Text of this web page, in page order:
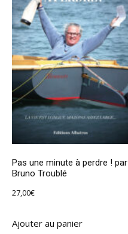
Pas une minute à perdre ! par
Bruno Troublé
27,00€
Ajouter au panier